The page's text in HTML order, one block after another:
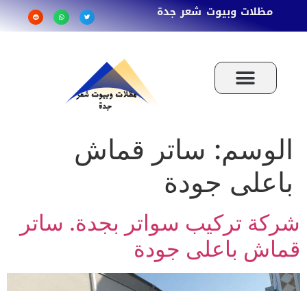
مظلات وبيوت شعر جدة
الوسم: ساتر قماش
باعلى جودة
شركة تركيب سواتر بجدة. ساتر
قماش باعلى جودة